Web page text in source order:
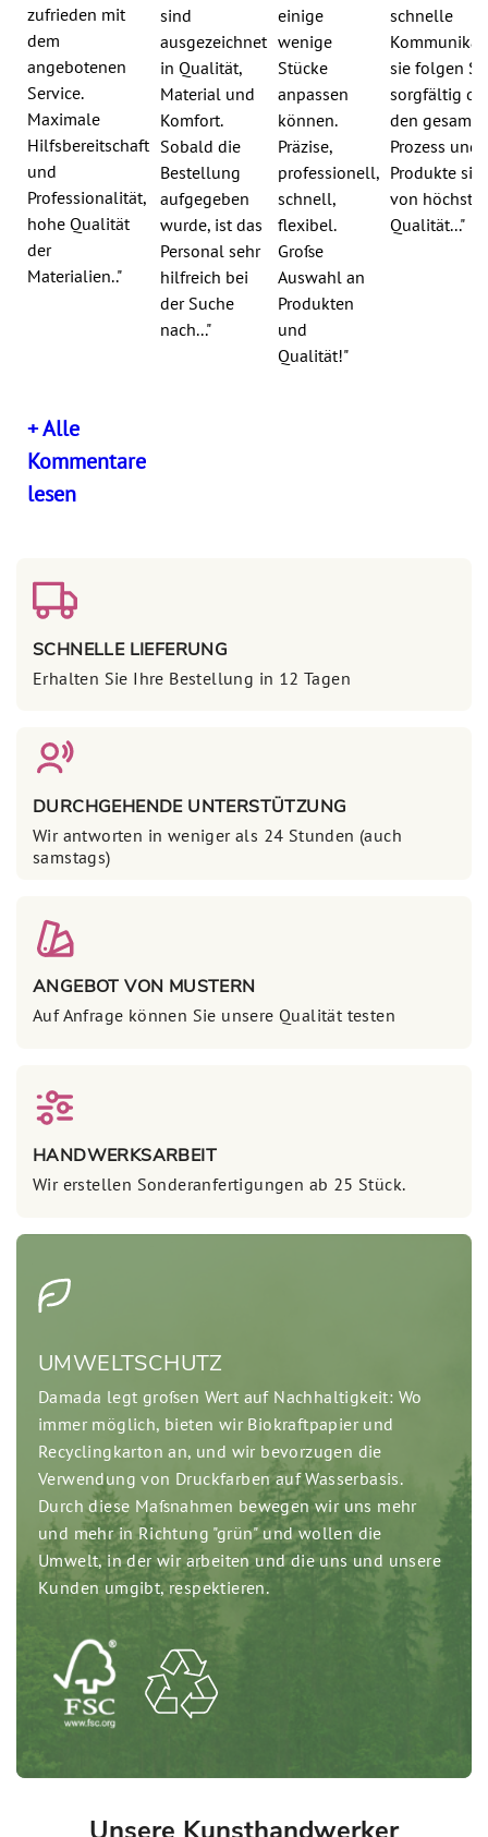
zufrieden mit
dem
angebotenen
Service.
Maximale
Hilfsbereitschaft
und
Professionalität,
hohe Qualität
der
Materialien.."
sind
ausgezeichnet
in Qualität,
Material und
Komfort.
Sobald die
Bestellung
aufgegeben
wurde, ist das
Personal sehr
hilfreich bei
der Suche
nach..."
einige
wenige
Stücke
anpassen
können.
Präzise,
professionell,
schnell,
flexibel.
Große
Auswahl an
Produkten
und
Qualität!"
schnelle
sie folgen
sorgfältig
den
Prozess und
Produkte
von höchster
Qualität..."
+ Alle
Kommentare
lesen
SCHNELLE LIEFERUNG
Erhalten Sie Ihre Bestellung in 12 Tagen
DURCHGEHENDE UNTERSTÜTZUNG
Wir antworten in weniger als 24 Stunden (auch
samstags)
ANGEBOT VON MUSTERN
Auf Anfrage können Sie unsere Qualität testen
HANDWERKSARBEIT
Wir erstellen Sonderanfertigungen ab 25 Stück.
UMWELTSCHUTZ
Damada legt großen Wert auf Nachhaltigkeit: Wo
immer möglich, bieten wir Biokraftpapier und
Recyclingkarton an, und wir bevorzugen die
Verwendung von Druckfarben auf Wasserbasis.
Durch diese Maßnahmen bewegen wir uns mehr
und mehr in Richtung "grün" und wollen die
Umwelt, in der wir arbeiten und die uns und unsere
Kunden umgibt, respektieren.